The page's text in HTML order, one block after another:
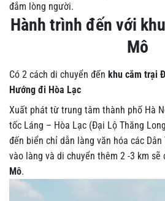
đắm lòng người.
Hành trình đến với
Mô
Có 2 cách di chuyển đến khu cắm trại
Hướng đi Hòa Lạc
Xuất phát từ trung tâm thành phố Hà
tốc Láng – Hòa Lạc (Đại Lộ Thăng
đến biển chỉ dẫn làng văn hóa các
vào làng và di chuyển thêm 2 -3 km sẽ
Mô.